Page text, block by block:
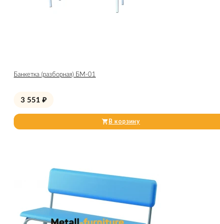
Банкетка (разборная) БМ-01
3 551 ₽
В корзину